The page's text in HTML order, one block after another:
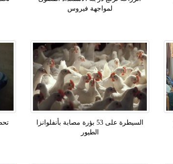
لمواجهة فيروس
تحصين 143
السيطرة على 53 بؤرة مصابة بأنفلوانزا
الطيور